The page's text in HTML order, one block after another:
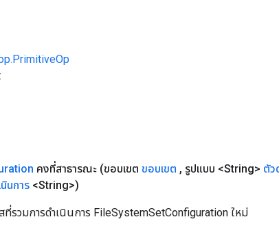
คงที่สาธารณะ (ขอบเขต ขอบเขต , รูปแบบ <String> ตัว
นการ <String>)
ที่รวมการดำเนินการ FileSystemSetConfiguration ใหม่